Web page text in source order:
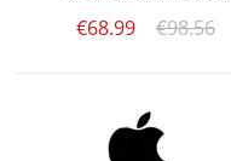
€68.99 €98.56